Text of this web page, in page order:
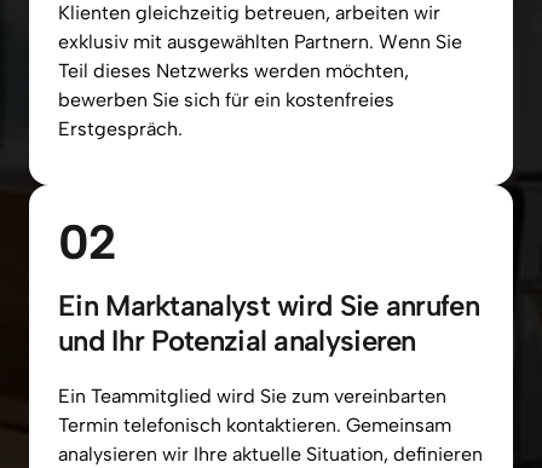
Klienten gleichzeitig betreuen, arbeiten
exklusiv mit ausgewählten Partnern. Wenn
Teil dieses Netzwerks werden
bewerben Sie sich für ein
Erstgespräch.
02
Ein Marktanalyst wird Sie anrufen
und Ihr Potenzial analysieren
Ein Teammitglied wird Sie zum
Termin telefonisch kontaktieren.
analysieren wir Ihre aktuelle Situation,